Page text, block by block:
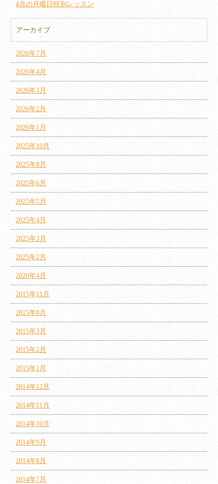
4月の月曜日特別レッスン
アーカイブ
2026年7月
2026年4月
2026年3月
2026年2月
2026年1月
2025年10月
2025年8月
2025年6月
2025年5月
2025年4月
2025年3月
2025年2月
2020年4月
2015年11月
2015年8月
2015年3月
2015年2月
2015年1月
2014年12月
2014年11月
2014年10月
2014年9月
2014年8月
2014年7月